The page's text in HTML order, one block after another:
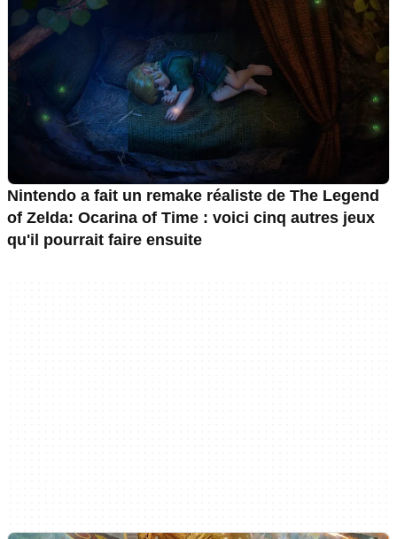
Nintendo a fait un remake réaliste de The Legend
of Zelda: Ocarina of Time : voici cinq autres jeux
qu'il pourrait faire ensuite